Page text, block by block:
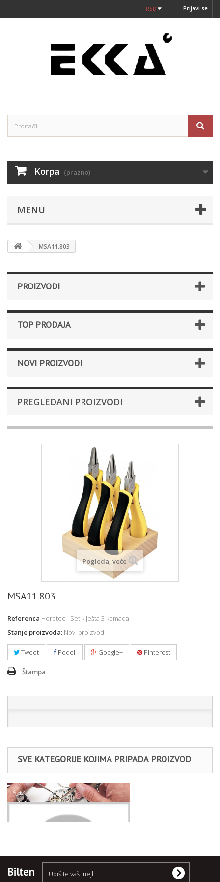
Prijavi se
RSD
Korpa (prazno)
MENU
MSA11.803
PROIZVODI
TOP PRODAJA
NOVI PROIZVODI
PREGLEDANI PROIZVODI
Pogledaj veće
MSA11.803
Referenca Horotec - Set klješta 3 komada
Stanje proizvoda: Novi proizvod
Tweet Podeli Google+ Pinterest
Štampa
SVE KATEGORIJE KOJIMA PRIPADA PROIZVOD
Alati
Bilten